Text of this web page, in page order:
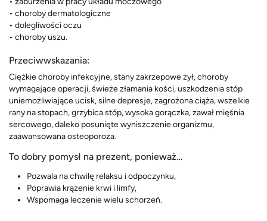
• choroby dermatologiczne
• dolegliwości oczu
• choroby uszu.
Przeciwwskazania:
Ciężkie choroby infekcyjne, stany zakrzepowe żył, choroby
wymagające operacji, świeże złamania kości, uszkodzenia stóp
uniemożliwiające ucisk, silne depresje, zagrożona ciąża, wszelkie
rany na stopach, grzybica stóp, wysoka gorączka, zawał mięśnia
sercowego, daleko posunięte wyniszczenie organizmu,
zaawansowana osteoporoza.
To dobry pomysł na prezent, ponieważ…
Pozwala na chwilę relaksu i odpoczynku,
Poprawia krążenie krwi i limfy,
Wspomaga leczenie wielu schorzeń.